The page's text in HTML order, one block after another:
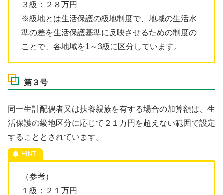
３級：２８万円
※級地とは生活保護の級地制度で、地域の生活水
準の差を生活保護基準に反映させるための制度の
ことで、各地域を1～3級に区分しています。
第３号
同一生計配偶者又は扶養親族を有する場合の加算額は、生
活保護の級地区分に応じて２１万円を超えない範囲で設定
することとされています。
（参考）
１級：２１万円